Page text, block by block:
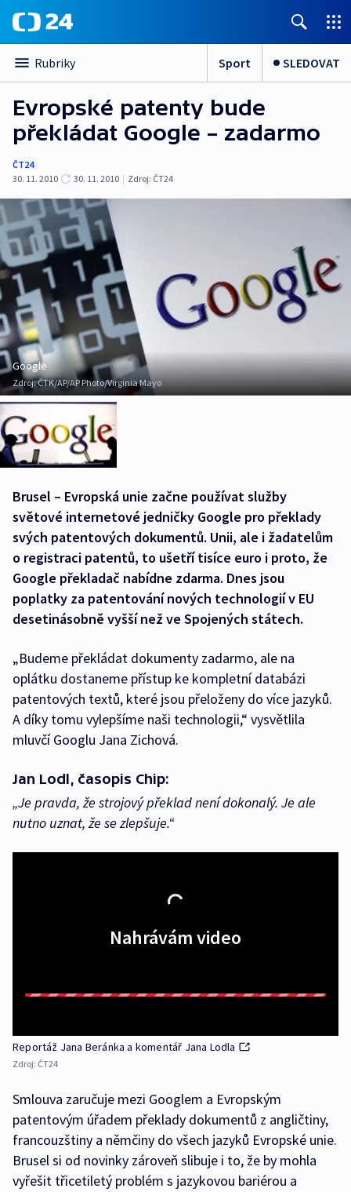
Rubriky Sport SLEDOVAT
Evropské patenty bude
překládat Google – zadarmo
ČT24
30. 11. 2010
30. 11. 2010 | Zdroj: ČT24
Google
Zdroj:ČTK/AP/AP Photo/Virginia Mayo
Brusel – Evropská unie začne používat služby
světové internetové jedničky Google pro překlady
svých patentových dokumentů. Unii, ale i žadatelům
o registraci patentů, to ušetří tisíce euro i proto, že
Google překladač nabídne zdarma. Dnes jsou
poplatky za patentování nových technologií v EU
desetinásobně vyšší než ve Spojených státech.
„Budeme překládat dokumenty zadarmo, ale na
oplátku dostaneme přístup ke kompletní databázi
patentových textů, které jsou přeloženy do více jazyků.
A díky tomu vylepšíme naši technologii,“ vysvětlila
mluvčí Googlu Jana Zichová.
Jan Lodl, časopis Chip:
„Je pravda, že strojový překlad není dokonalý. Je ale
nutno uznat, že se zlepšuje.“
Nahrávám video
Reportáž Jana Beránka a komentář Jana Lodla
Zdroj: ČT24
Smlouva zaručuje mezi Googlem a Evropským
patentovým úřadem překlady dokumentů z angličtiny,
francouzštiny a němčiny do všech jazyků Evropské unie.
Brusel si od novinky zároveň slibuje i to, že by mohla
vyřešit třicetiletý problém s jazykovou bariérou a